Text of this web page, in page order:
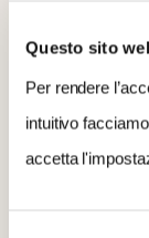
Questo sito
Per rendere
intuitivo
accetta